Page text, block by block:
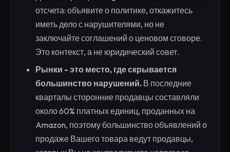
отсчета: объявите о политике, откажитесь
иметь дело с нарушителями, но не
заключайте соглашений о ценовом сговоре.
Это контекст, а не юридический совет.
Рынки - это место, где скрывается
большинство нарушений. В последние
кварталы сторонние продавцы составляли
около 60% платных единиц, проданных на
Amazon, поэтому большинство объявлений о
продаже Вашего товара ведут продавцы,